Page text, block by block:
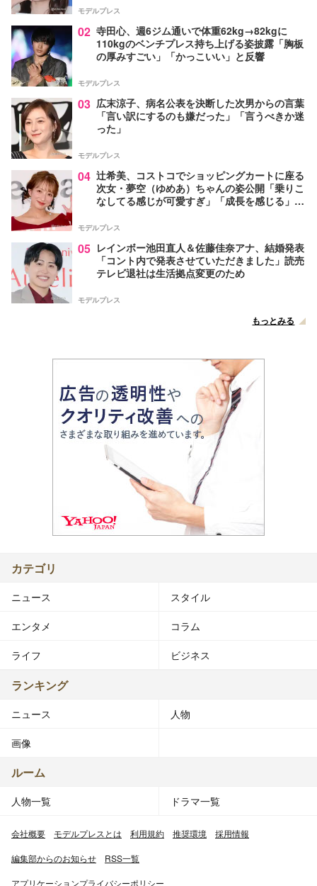
モデルプレス
02 寺田心、週6ジム通いで体重62kg→82kgに
110kgのベンチプレス持ち上げる姿披露「胸板
の厚みすごい」「かっこいい」と反響
モデルプレス
03 広末涼子、病名公表を決断した次男からの言葉
「言い訳にするのも嫌だった」「言うべきか迷
った」
モデルプレス
04 辻希美、コストコでショッピングカートに座る
次女・夢空（ゆめあ）ちゃんの姿公開「乗りこ
なしてる感じが可愛すぎ」「成長を感じる」の
モデルプレス
05 レインボー池田直人＆佐藤佳奈アナ、結婚発表
「コント内で発表させていただきました」読売
テレビ退社は生活拠点変更のため
モデルプレス
もっとみる
カテゴリ
ニュース スタイル
エンタメ コラム
ライフ ビジネス
ランキング
ニュース 人物
画像
ルーム
人物一覧 ドラマ一覧
会社概要 モデルプレスとは 利用規約 推奨環境 採用情報
編集部からのお知らせ RSS一覧
アプリケーションプライバシーポリシー